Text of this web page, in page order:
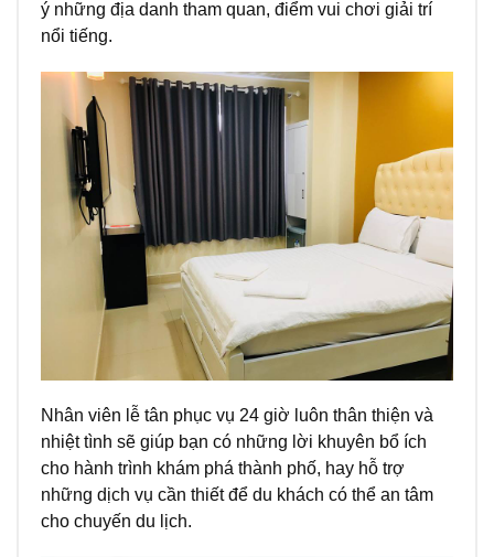
ý những địa danh tham quan, điểm vui chơi giải trí
nổi tiếng.
Nhân viên lễ tân phục vụ 24 giờ luôn thân thiện và
nhiệt tình sẽ giúp bạn có những lời khuyên bổ ích
cho hành trình khám phá thành phố, hay hỗ trợ
những dịch vụ cần thiết để du khách có thể an tâm
cho chuyến du lịch.